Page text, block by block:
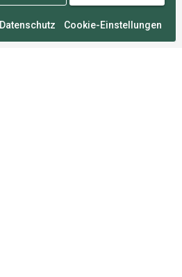
Datenschutz Cookie-Einstellungen